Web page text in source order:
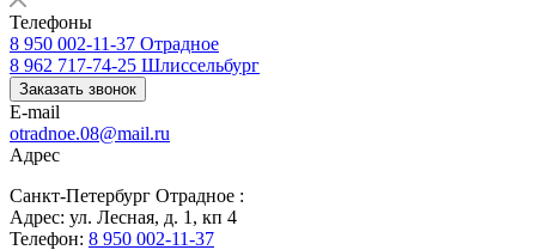
Телефоны
8 950 002-11-37 Отрадное
8 962 717-74-25 Шлиссельбург
Заказать звонок
E-mail
otradnoe.08@mail.ru
Адрес
Санкт-Петербург Отрадное :
Адрес: ул. Лесная, д. 1, кп 4
Телефон: 8 950 002-11-37